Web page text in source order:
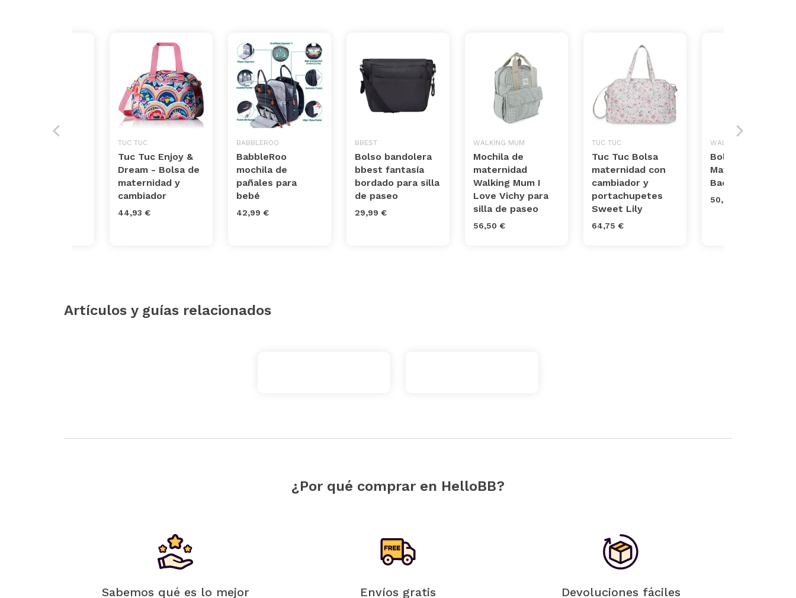
TUC TUC
Tuc Tuc Enjoy &
Dream - Bolsa de
maternidad y
cambiador
44,93 €
BABBLEROO
BabbleRoo
mochila de
pañales para
bebé
42,99 €
BBEST
Bolso bandolera
bbest fantasía
bordado para silla
de paseo
29,99 €
WALKING MUM
Mochila de
maternidad
Walking Mum I
Love Vichy para
silla de paseo
56,50 €
TUC TUC
Tuc Tuc Bolsa
maternidad con
cambiador y
portachupetes
Sweet Lily
64,75 €
WALKING MUM
Bolso de
Maternidad
Baobab
50,50 €
Artículos y guías relacionados
¿Por qué comprar en HelloBB?
Sabemos qué es lo mejor Envíos gratis Devoluciones fáciles